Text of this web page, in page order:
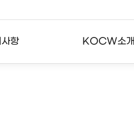
항 KOCW소개